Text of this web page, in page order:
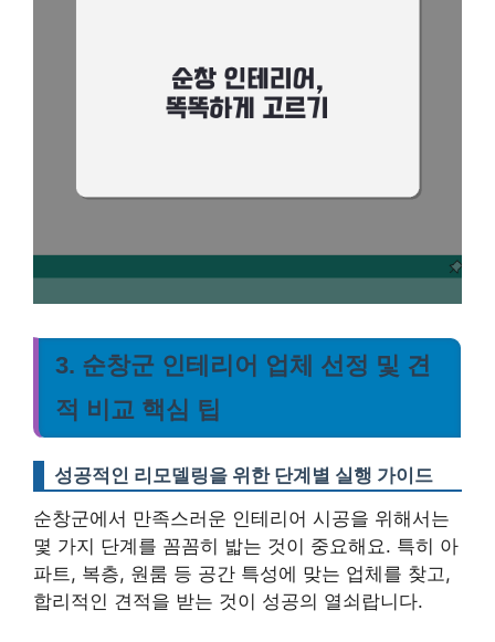
3. 순창군 인테리어 업체 선정 및 견
적 비교 핵심 팁
성공적인 리모델링을 위한 단계별 실행 가이드
순창군에서 만족스러운 인테리어 시공을 위해서는
몇 가지 단계를 꼼꼼히 밟는 것이 중요해요. 특히 아
파트, 복층, 원룸 등 공간 특성에 맞는 업체를 찾고,
합리적인 견적을 받는 것이 성공의 열쇠랍니다.